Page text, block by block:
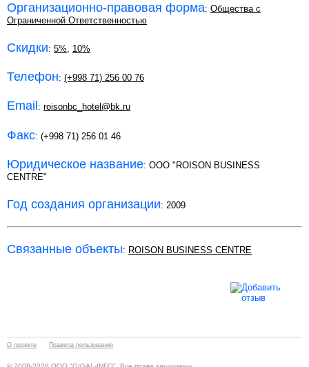
Организационно-правовая форма: Общества с
Ограниченной Ответственностью
Скидки: 5% 10%
Телефон: (+998 71) 256 00 76
Email : roisonbc_hotel@bk.ru
Факс: (+998 71) 256 01 46
Юридическое название: OOO "ROISON BUSINESS
CENTRE"
Год создания организации: 2009
Связанные объекты: ROISON BUSINESS CENTRE
О проекте Правила пользования